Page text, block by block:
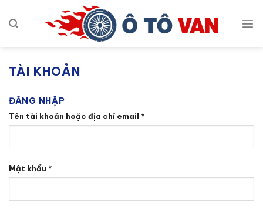
qua
TÀI KHOẢN
ĐĂNG NHẬP
Tên tài khoản hoặc địa chỉ email *
buộc
Mật khẩu *
buộc